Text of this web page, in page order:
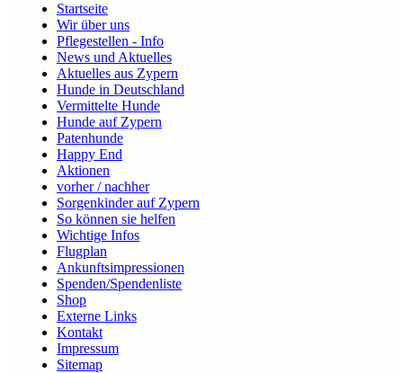
Startseite
Wir über uns
Pflegestellen - Info
News und Aktuelles
Aktuelles aus Zypern
Hunde in Deutschland
Vermittelte Hunde
Hunde auf Zypern
Patenhunde
Happy End
Aktionen
vorher / nachher
Sorgenkinder auf Zypern
So können sie helfen
Wichtige Infos
Flugplan
Ankunftsimpressionen
Spenden/Spendenliste
Shop
Externe Links
Kontakt
Impressum
Sitemap